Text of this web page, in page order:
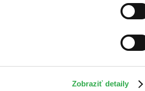
Zobraziť detaily